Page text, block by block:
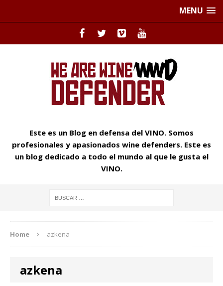
MENU
Este es un Blog en defensa del VINO. Somos
profesionales y apasionados wine defenders. Este es
un blog dedicado a todo el mundo al que le gusta el
VINO.
Home azkena
azkena